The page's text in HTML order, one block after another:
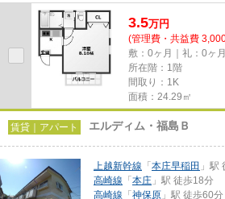
ルクール」のここがイチオシ...
3.5万円
(管理費・共益費
敷：0ヶ月｜礼：0ヶ月
所在階：1階
間取り：1K
面積：24.29㎡
賃貸｜アパート エルディム・福島Ｂ
上越新幹線 「 本庄早稲田 」駅
高崎線 「 本庄 」駅 徒歩18分
高崎線 「 神保原 」駅 徒歩60分